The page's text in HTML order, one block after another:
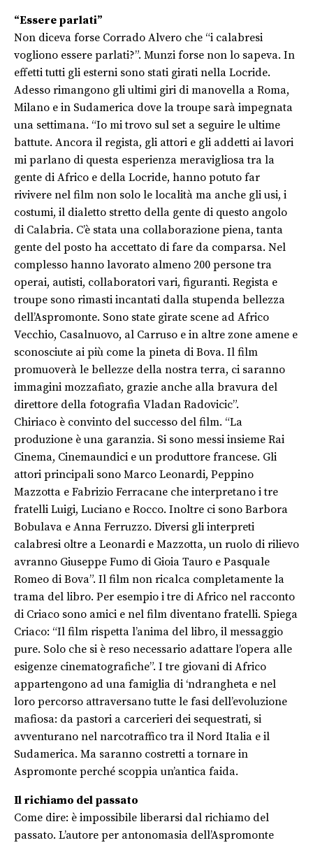
“Essere parlati”
Non diceva forse Corrado Alvero che “i calabresi
vogliono essere parlati?”. Munzi forse non lo sapeva. In
effetti tutti gli esterni sono stati girati nella Locride.
Adesso rimangono gli ultimi giri di manovella a Roma,
Milano e in Sudamerica dove la troupe sarà impegnata
una settimana. “Io mi trovo sul set a seguire le ultime
battute. Ancora il regista, gli attori e gli addetti ai lavori
mi parlano di questa esperienza meravigliosa tra la
gente di Africo e della Locride, hanno potuto far
rivivere nel film non solo le località ma anche gli usi, i
costumi, il dialetto stretto della gente di questo angolo
di Calabria. C’è stata una collaborazione piena, tanta
gente del posto ha accettato di fare da comparsa. Nel
complesso hanno lavorato almeno 200 persone tra
operai, autisti, collaboratori vari, figuranti. Regista e
troupe sono rimasti incantati dalla stupenda bellezza
dell’Aspromonte. Sono state girate scene ad Africo
Vecchio, Casalnuovo, al Carruso e in altre zone amene e
sconosciute ai più come la pineta di Bova. Il film
promuoverà le bellezze della nostra terra, ci saranno
immagini mozzafiato, grazie anche alla bravura del
direttore della fotografia Vladan Radovicic”.
Chiriaco è convinto del successo del film. “La
produzione è una garanzia. Si sono messi insieme Rai
Cinema, Cinemaundici e un produttore francese. Gli
attori principali sono Marco Leonardi, Peppino
Mazzotta e Fabrizio Ferracane che interpretano i tre
fratelli Luigi, Luciano e Rocco. Inoltre ci sono Barbora
Bobulava e Anna Ferruzzo. Diversi gli interpreti
calabresi oltre a Leonardi e Mazzotta, un ruolo di rilievo
avranno Giuseppe Fumo di Gioia Tauro e Pasquale
Romeo di Bova”. Il film non ricalca completamente la
trama del libro. Per esempio i tre di Africo nel racconto
di Criaco sono amici e nel film diventano fratelli. Spiega
Criaco: “Il film rispetta l’anima del libro, il messaggio
pure. Solo che si è reso necessario adattare l’opera alle
esigenze cinematografiche”. I tre giovani di Africo
appartengono ad una famiglia di ‘ndrangheta e nel
loro percorso attraversano tutte le fasi dell’evoluzione
mafiosa: da pastori a carcerieri dei sequestrati, si
avventurano nel narcotraffico tra il Nord Italia e il
Sudamerica. Ma saranno costretti a tornare in
Aspromonte perché scoppia un’antica faida.
Il richiamo del passato
Come dire: è impossibile liberarsi dal richiamo del
passato. L’autore per antonomasia dell’Aspromonte